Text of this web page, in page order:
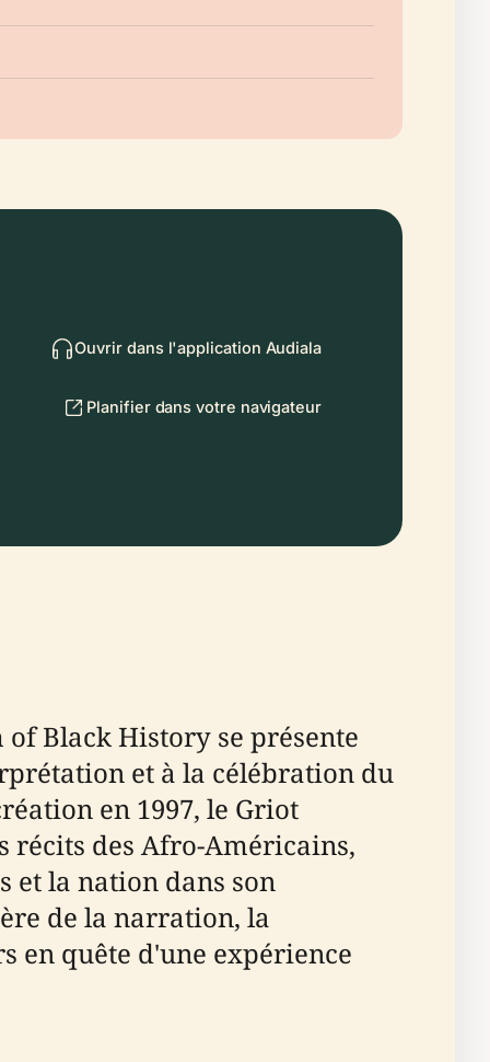
Ouvrir dans l'application Audiala
Planifier dans votre navigateur
Black History se présente
et à la célébration du
en 1997, le Griot
récits des Afro-Américains,
et la nation dans son
de la narration, la
en quête d'une expérience